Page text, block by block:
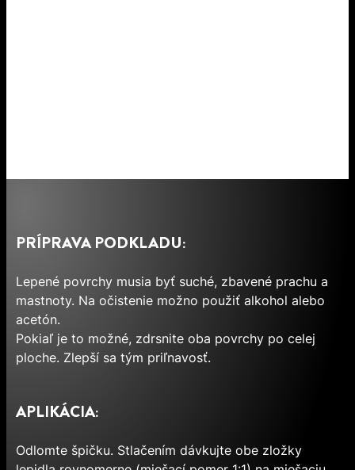
PRÍPRAVA PODKLADU:
Lepené povrchy musia byť suché, zbavené prachu a
mastnoty. Na očistenie možno použiť alkohol alebo
acetón.
Pokiaľ je to možné, zdrsnite oba povrchy po celej
ploche. Zlepší sa tým priľnavosť.
APLIKÁCIA:
Odlomte špičku. Stlačením dávkujte obe zložky